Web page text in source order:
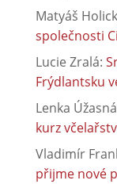
Matyáš
společnosti
Lucie Zralá:
Frýdlantsku
Lenka Úžasná
kurz
Vladimír
přijme nové